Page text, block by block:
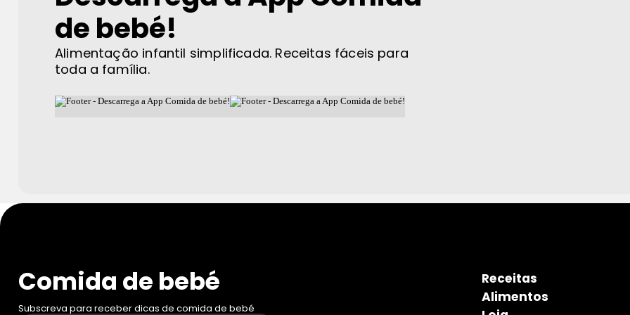
de bebé!
Alimentação infantil simplificada. Receitas fáceis para
toda a família.
Comida de bebé
Subscreva para receber dicas de comida de bebé
Receitas
Alimentos